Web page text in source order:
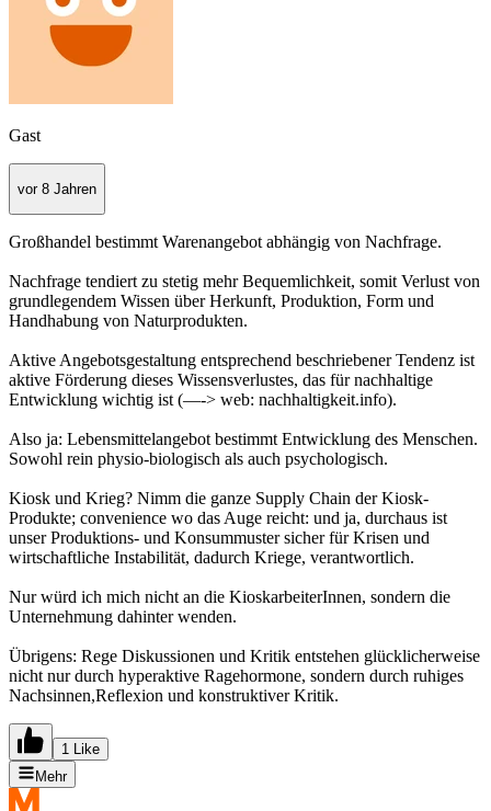
Gast
vor 8 Jahren
Großhandel bestimmt Warenangebot abhängig von Nachfrage.
Nachfrage tendiert zu stetig mehr Bequemlichkeit, somit Verlust von
grundlegendem Wissen über Herkunft, Produktion, Form und
Handhabung von Naturprodukten.
Aktive Angebotsgestaltung entsprechend beschriebener Tendenz ist
aktive Förderung dieses Wissensverlustes, das für nachhaltige
Entwicklung wichtig ist (—-> web: nachhaltigkeit.info).
Also ja: Lebensmittelangebot bestimmt Entwicklung des Menschen.
Sowohl rein physio-biologisch als auch psychologisch.
Kiosk und Krieg? Nimm die ganze Supply Chain der Kiosk-
Produkte; convenience wo das Auge reicht: und ja, durchaus ist
unser Produktions- und Konsummuster sicher für Krisen und
wirtschaftliche Instabilität, dadurch Kriege, verantwortlich.
Nur würd ich mich nicht an die KioskarbeiterInnen, sondern die
Unternehmung dahinter wenden.
Übrigens: Rege Diskussionen und Kritik entstehen glücklicherweise
nicht nur durch hyperaktive Ragehormone, sondern durch ruhiges
Nachsinnen,Reflexion und konstruktiver Kritik.
1 Like
Mehr